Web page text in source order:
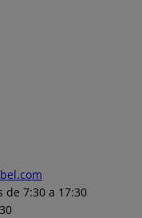
de 7:30 a 17:30